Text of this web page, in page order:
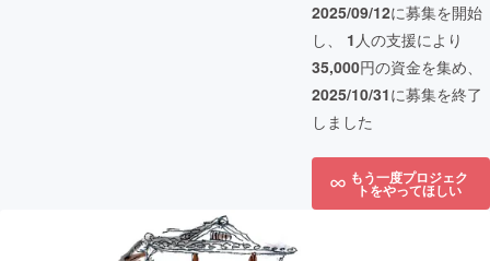
2025/09/12に募集を開始
し、 1 人の支援により
35,000円の資金を集め、
2025/10/31に募集を終了
しました
もう一度プロジェク
トをやってほしい